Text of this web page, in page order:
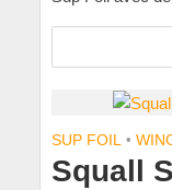
SUP FOIL •
Squall